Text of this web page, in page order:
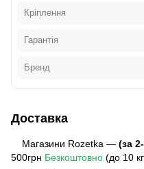
Кріплення
Гарантія
Бренд
Доставка
Магазини Rozetka — (за
500грн Безкоштовно (до 10